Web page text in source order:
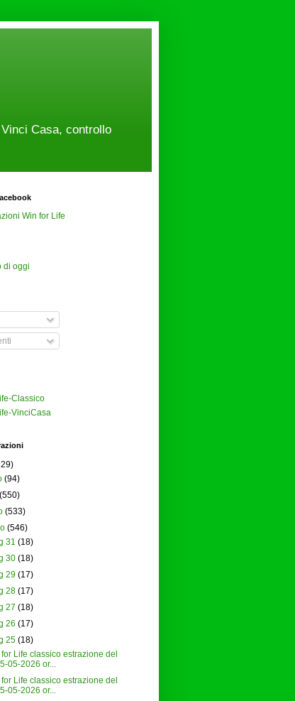
Casa, controllo
Win for Life
di oggi
Classico
VinciCasa
(94)
(550)
(533)
(546)
31 (18)
30 (18)
29 (17)
28 (17)
27 (18)
26 (17)
25 (18)
Life classico estrazione del
05-2026 or...
Life classico estrazione del
05-2026 or...